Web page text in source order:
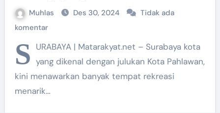
Muhlas Des 30, 2024
Tidak ada
komentar
S URABAYA | Matarakyat.net – Surabaya kota
yang dikenal dengan julukan Kota Pahlawan,
kini menawarkan banyak tempat rekreasi
menarik…